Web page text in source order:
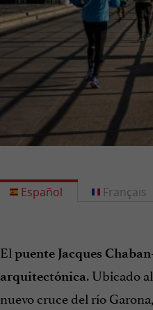
Español
El puente Jacques
arquitectónica. Ubicado
nuevo cruce del río
Français